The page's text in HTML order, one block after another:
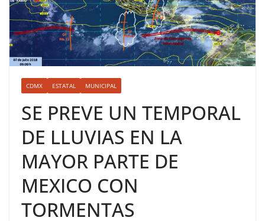
CDMX ESTATAL MUNICIPAL
SE PREVE UN TEMPORAL
DE LLUVIAS EN LA
MAYOR PARTE DE
MEXICO CON
TORMENTAS